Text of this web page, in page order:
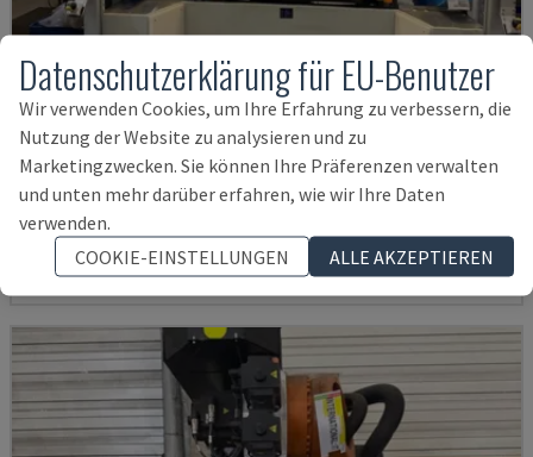
AUDI TSV D5 TÜR
CHANGO - ROBOTERARM
DEUTSCHLAND
62.000 €
Datenschutzerklärung für EU-Benutzer
Wir verwenden Cookies, um Ihre Erfahrung zu verbessern, die
Nutzung der Website zu analysieren und zu
Marketingzwecken. Sie können Ihre Präferenzen verwalten
und unten mehr darüber erfahren, wie wir Ihre Daten
verwenden.
COOKIE-EINSTELLUNGEN
ALLE AKZEPTIEREN